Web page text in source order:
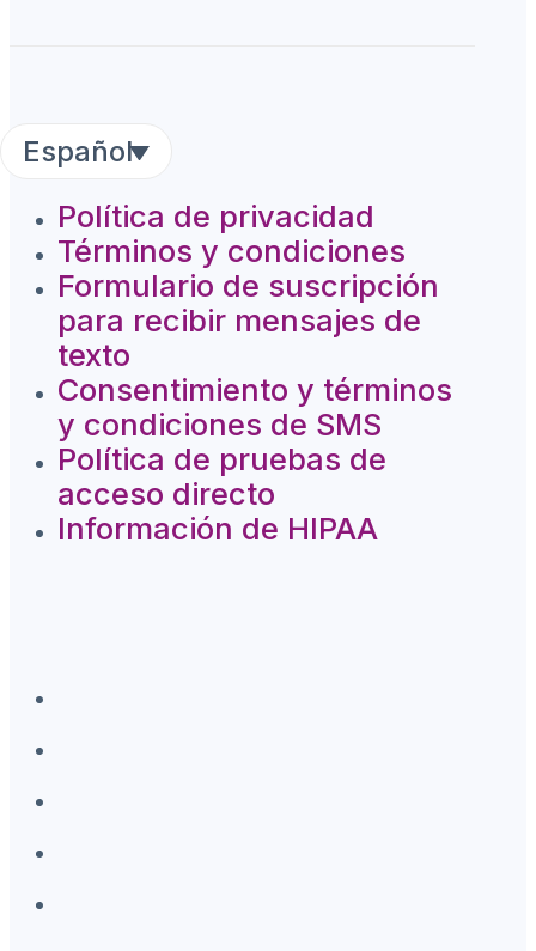
Español
Política de privacidad
Términos y condiciones
Formulario de suscripción
para recibir mensajes de
texto
Consentimiento y términos
y condiciones de SMS
Política de pruebas de
acceso directo
Información de HIPAA